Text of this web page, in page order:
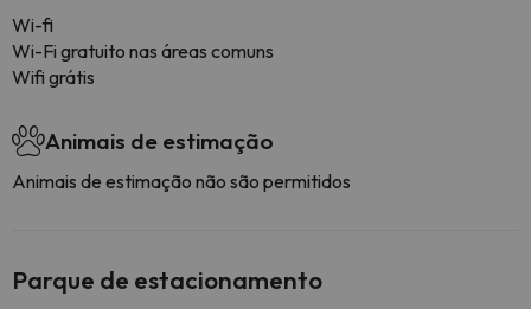
Wi-fi
Wi-Fi gratuito nas áreas comuns
Wifi grátis
Animais de estimação
Animais de estimação não são permitidos
Parque de estacionamento